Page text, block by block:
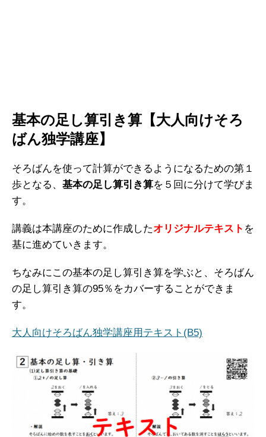
基本の足し算引き算【大人向けそろ
ばん独学講座】
そろばんを使って計算ができるようになるための第１
歩となる、 基本の足し算引き算を５回に分けて学びま
す。
講義は本講座のために作成したオリジナルテキスト を
基に進めていきます。
ちなみにこの基本の足し算引き算を学ぶと、そろばん
の足し算引き算の95％をカバーすることができま
す。
大人向けそろばん独学講座用テキスト(B5)